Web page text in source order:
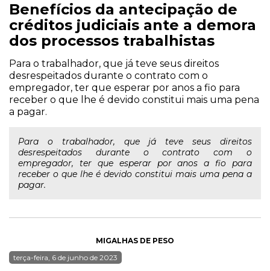
Benefícios da antecipação de
créditos judiciais ante a demora
dos processos trabalhistas
Para o trabalhador, que já teve seus direitos
desrespeitados durante o contrato com o
empregador, ter que esperar por anos a fio para
receber o que lhe é devido constitui mais uma pena
a pagar.
Para o trabalhador, que já teve seus direitos
desrespeitados durante o contrato com o
empregador, ter que esperar por anos a fio para
receber o que lhe é devido constitui mais uma pena a
pagar.
MIGALHAS DE PESO
terça-feira, 6 de junho de 2023